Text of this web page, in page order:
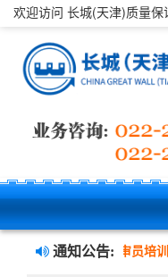
欢迎访问 长城(天津)质量
通知公告:
安全管理三体系内审员培训